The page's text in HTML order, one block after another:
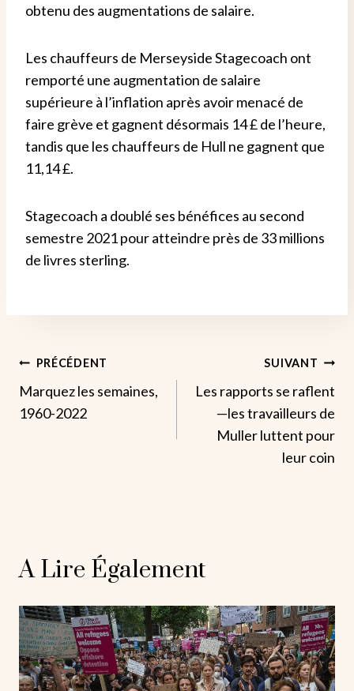
obtenu des augmentations de salaire.
Les chauffeurs de Merseyside Stagecoach ont
remporté une augmentation de salaire
supérieure à l’inflation après avoir menacé de
faire grève et gagnent désormais 14 £ de l’heure,
tandis que les chauffeurs de Hull ne gagnent que
11,14 £.
Stagecoach a doublé ses bénéfices au second
semestre 2021 pour atteindre près de 33 millions
de livres sterling.
Navigation
De
PRÉCÉDENT
Marquez les semaines,
1960-2022
SUIVANT
Les rapports se raflent
—les travailleurs de
Muller luttent pour
leur coin
A Lire Également